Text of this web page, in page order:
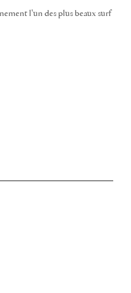
l'un des plus beaux surf